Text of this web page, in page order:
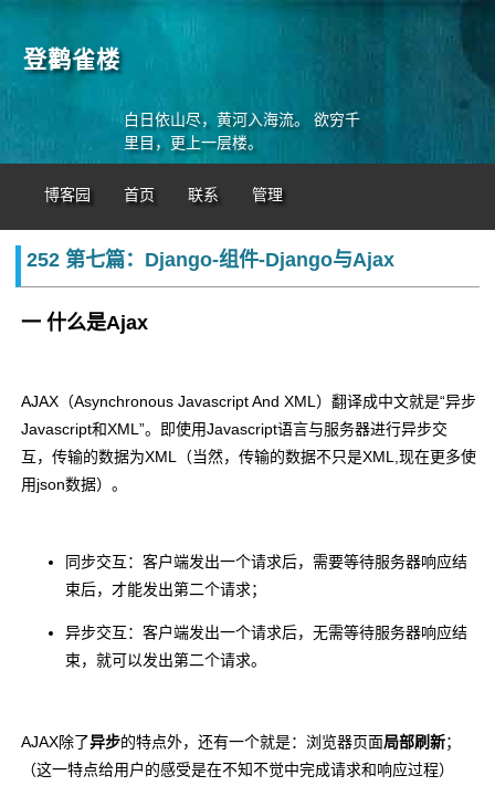
登鹳雀楼
白日依山尽，黄河入海流。 欲穷千
里目，更上一层楼。
博客园 首页 联系 管理
252 第七篇：Django-组件-Django与Ajax
一 什么是Ajax
AJAX （Asynchronous Javascript And XML ）翻译成中文就是“异步
Javascript和XML”。即使用Javascript语言与服务器进行异步交
互，传输的数据为XML （当然，传输的数据不只是XML,现在更多使
用json数据）。
同步交互：客户端发出一个请求后，需要等待服务器响应结
束后，才能发出第二个请求；
异步交互：客户端发出一个请求后，无需等待服务器响应结
束，就可以发出第二个请求。
AJAX除了异步的特点外，还有一个就是： 浏览器页面局部刷新；
（这一特点给用户的感受是在不知不觉中完成请求和响应过程）